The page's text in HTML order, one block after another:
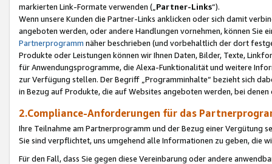
markierten Link-Formate verwenden („ Partner-Links“).
Wenn unsere Kunden die Partner-Links anklicken oder sich damit
angeboten werden, oder andere Handlungen vornehmen, können Sie
Partnerprogramm näher beschrieben (und vorbehaltlich der dort
Produkte oder Leistungen können wir Ihnen Daten, Bilder, Texte,
für Anwendungsprogramme, die Alexa-Funktionalität und weitere
zur Verfügung stellen. Der Begriff „Programminhalte“ bezieht sich
in Bezug auf Produkte, die auf Websites angeboten werden, bei
2.Compliance-Anforderungen für das
Ihre Teilnahme am Partnerprogramm und der Bezug einer Vergütung
Sie sind verpflichtet, uns umgehend alle Informationen zu geben, die
Für den Fall, dass Sie gegen diese Vereinbarung oder andere